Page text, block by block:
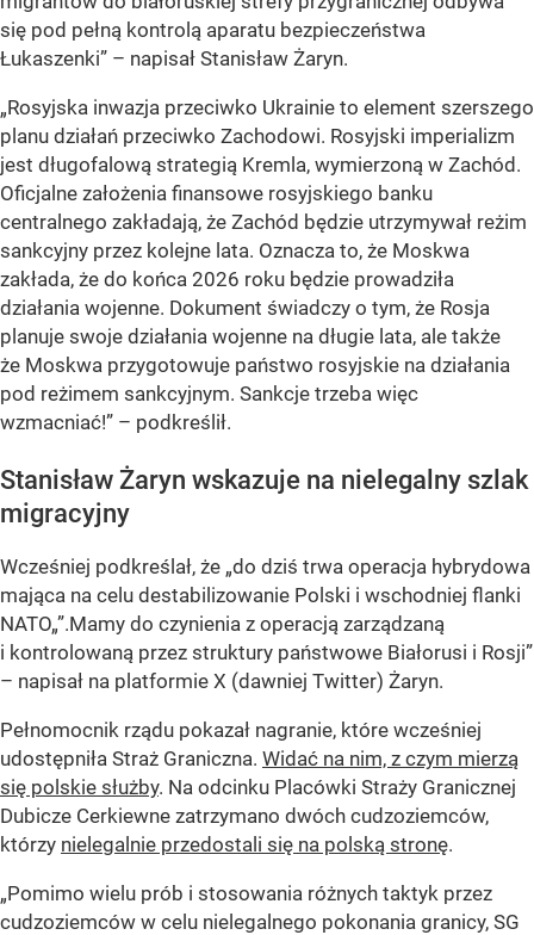
się pod pełną kontrolą aparatu bezpieczeństwa
Łukaszenki” – napisał Stanisław Żaryn.
„Rosyjska inwazja przeciwko Ukrainie to element szerszego
planu działań przeciwko Zachodowi. Rosyjski imperializm
jest długofalową strategią Kremla, wymierzoną w Zachód.
Oficjalne założenia finansowe rosyjskiego banku
centralnego zakładają, że Zachód będzie utrzymywał reżim
sankcyjny przez kolejne lata. Oznacza to, że Moskwa
zakłada, że do końca 2026 roku będzie prowadziła
działania wojenne. Dokument świadczy o tym, że Rosja
planuje swoje działania wojenne na długie lata, ale także
że Moskwa przygotowuje państwo rosyjskie na działania
pod reżimem sankcyjnym. Sankcje trzeba więc
wzmacniać!” – podkreślił.
Stanisław Żaryn wskazuje na nielegalny szlak
migracyjny
Wcześniej podkreślał, że „do dziś trwa operacja hybrydowa
mająca na celu destabilizowanie Polski i wschodniej flanki
NATO„”.Mamy do czynienia z operacją zarządzaną
i kontrolowaną przez struktury państwowe Białorusi i Rosji”
– napisał na platformie X (dawniej Twitter) Żaryn.
Pełnomocnik rządu pokazał nagranie, które wcześniej
udostępniła Straż Graniczna. Widać na nim, z czym mierzą
się polskie służby. Na odcinku Placówki Straży Granicznej
Dubicze Cerkiewne zatrzymano dwóch cudzoziemców,
którzy nielegalnie przedostali się na polską stronę.
„Pomimo wielu prób i stosowania różnych taktyk przez
cudzoziemców w celu nielegalnego pokonania granicy, SG